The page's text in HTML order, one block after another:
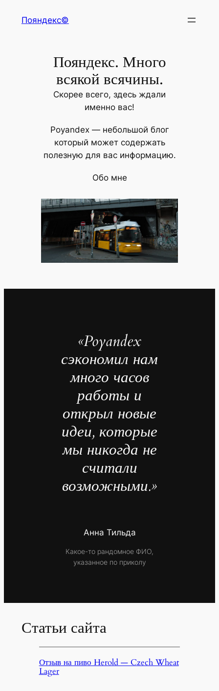
Пояндекс©
Пояндекс. Много
всякой всячины.
Скорее всего, здесь ждали
именно вас!
Poyandex — небольшой блог
который может содержать
полезную для вас информацию.
Обо мне
«Poyandex
сэкономил нам
много часов
работы и
открыл новые
идеи, которые
мы никогда не
считали
возможными.»
Анна Тильда
Какое-то рандомное ФИО,
указанное по приколу
Статьи сайта
Отзыв на пиво Herold — Czech Wheat
Lager